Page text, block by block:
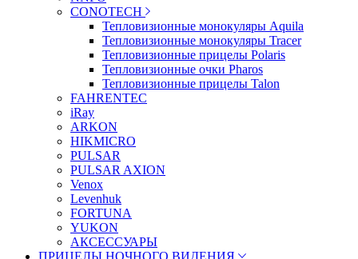
CONOTECH
Тепловизионные монокуляры Aquila
Тепловизионные монокуляры Tracer
Тепловизионные прицелы Polaris
Тепловизионные очки Pharos
Тепловизионные прицелы Talon
FAHRENTEC
iRay
ARKON
HIKMICRO
PULSAR
PULSAR AXION
Venox
Levenhuk
FORTUNA
YUKON
АКСЕССУАРЫ
ПРИЦЕЛЫ НОЧНОГО ВИДЕНИЯ